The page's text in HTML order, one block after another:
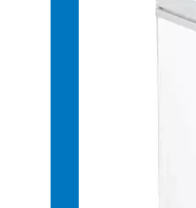
Tủ được tráng 1 lớp mặt
Với môi trường khí hậu